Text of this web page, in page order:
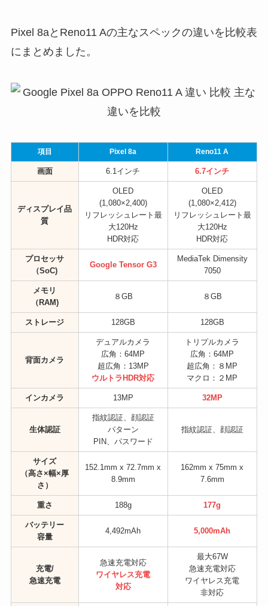
Pixel 8aとReno11 Aの主なスペックの違いを比較表
にまとめました。
項目 Pixel 8a Reno11 A
画面 6.1インチ 6.7インチ
ディスプレイ品
質
OLED
(1,080×2,400)
リフレッシュレート最
大120Hz
HDR対応
OLED
(1,080×2,412)
リフレッシュレート最
大120Hz
HDR対応
プロセッサ
（SoC)
Google Tensor G3
MediaTek Dimensity
7050
メモリ
（RAM)
８GB ８GB
ストレージ 128GB 128GB
背面カメラ
デュアルカメラ
広角：64MP
超広角：13MP
ウルトラHDR対応
トリプルカメラ
広角：64MP
超広角：８MP
マクロ：２MP
インカメラ 13MP 32MP
生体認証
指紋認証、顔認証
パターン
PIN、パスワード
指紋認証、顔認証
サイズ
（高さ×幅×厚
さ）
152.1mm x 72.7mm x
8.9mm
162mm x 75mm x
7.6mm
重さ 188g 177g
バッテリー
容量
4,492mAh 5,000mAh
充電/
急速充電
急速充電対応
ワイヤレス充電
対応
最大67W
急速充電対応
ワイヤレス充電
非対応